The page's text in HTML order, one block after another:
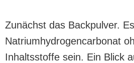
Zunächst das Backpulver.
Natriumhydrogencarbonat
Inhaltsstoffe sein. Ein Blick